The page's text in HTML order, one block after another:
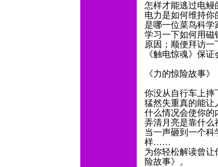
怎样才能逃过电
电力是如何维持
是哪一位菜鸟科
学习一下如何用磁
原因；顺便拜访
《触电惊魂》保
《力的惊险故事》
你没从自行车上
猛然失重真的能
什么情况会使你
弄清月亮是靠什么
当一声砸到一个
样……
为你轻松解读曾
险故事》。